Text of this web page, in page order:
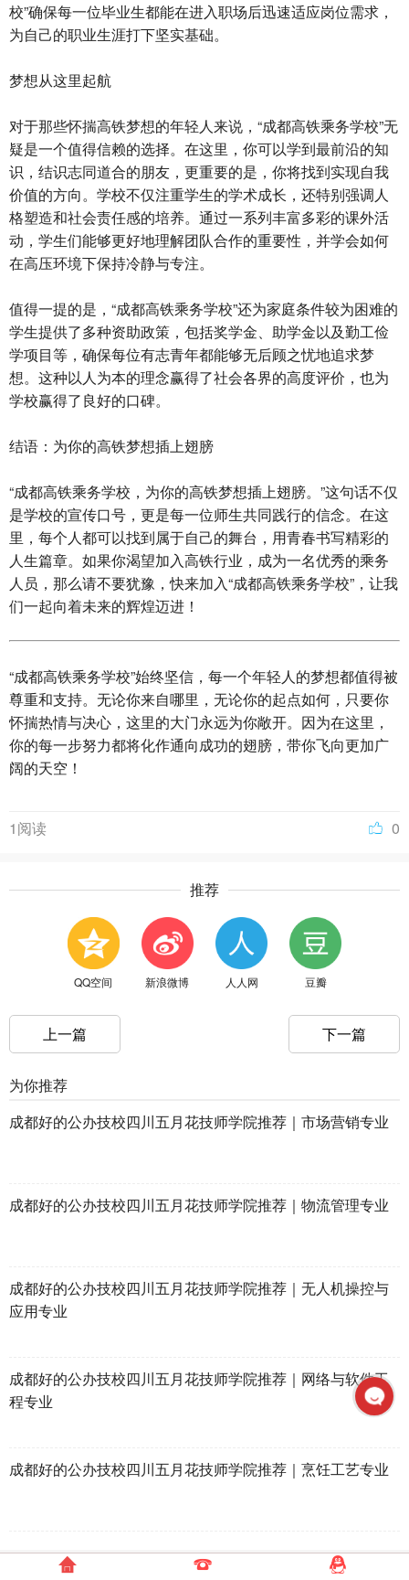
校”确保每一位毕业生都能在进入职场后迅速适应岗位需求，
为自己的职业生涯打下坚实基础。
梦想从这里起航
对于那些怀揣高铁梦想的年轻人来说，“成都高铁乘务学校”无
疑是一个值得信赖的选择。在这里，你可以学到最前沿的知
识，结识志同道合的朋友，更重要的是，你将找到实现自我
价值的方向。学校不仅注重学生的学术成长，还特别强调人
格塑造和社会责任感的培养。通过一系列丰富多彩的课外活
动，学生们能够更好地理解团队合作的重要性，并学会如何
在高压环境下保持冷静与专注。
值得一提的是，“成都高铁乘务学校”还为家庭条件较为困难的
学生提供了多种资助政策，包括奖学金、助学金以及勤工俭
学项目等，确保每位有志青年都能够无后顾之忧地追求梦
想。这种以人为本的理念赢得了社会各界的高度评价，也为
学校赢得了良好的口碑。
结语：为你的高铁梦想插上翅膀
“成都高铁乘务学校，为你的高铁梦想插上翅膀。”这句话不仅
是学校的宣传口号，更是每一位师生共同践行的信念。在这
里，每个人都可以找到属于自己的舞台，用青春书写精彩的
人生篇章。如果你渴望加入高铁行业，成为一名优秀的乘务
人员，那么请不要犹豫，快来加入“成都高铁乘务学校”，让我
们一起向着未来的辉煌迈进！
“成都高铁乘务学校”始终坚信，每一个年轻人的梦想都值得被
尊重和支持。无论你来自哪里，无论你的起点如何，只要你
怀揣热情与决心，这里的大门永远为你敞开。因为在这里，
你的每一步努力都将化作通向成功的翅膀，带你飞向更加广
阔的天空！
0
1阅读
推荐
QQ空间 新浪微博 人人网 豆瓣
上一篇 下一篇
为你推荐
成都好的公办技校四川五月花技师学院推荐｜市场营销专业
成都好的公办技校四川五月花技师学院推荐｜物流管理专业
成都好的公办技校四川五月花技师学院推荐｜无人机操控与
应用专业
成都好的公办技校四川五月花技师学院推荐｜网络与软件工
程专业
成都好的公办技校四川五月花技师学院推荐｜烹饪工艺专业